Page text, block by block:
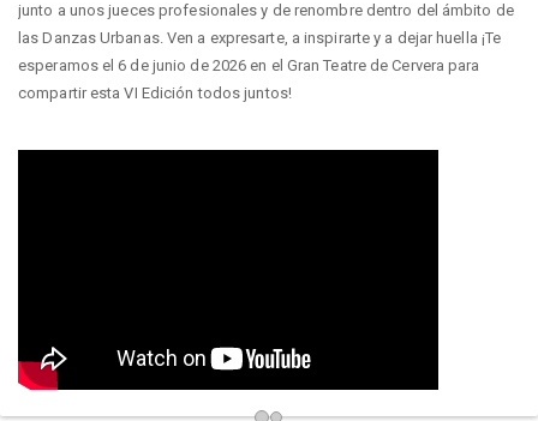
junto a unos jueces profesionales y de renombre dentro del ámbito de
las Danzas Urbanas. Ven a expresarte, a inspirarte y a dejar huella ¡Te
esperamos el 6 de junio de 2026 en el Gran Teatre de Cervera para
compartir esta VI Edición todos juntos!